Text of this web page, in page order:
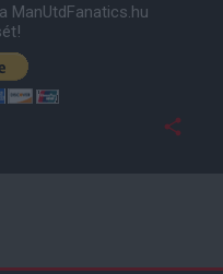
ManUtdFanatics.hu